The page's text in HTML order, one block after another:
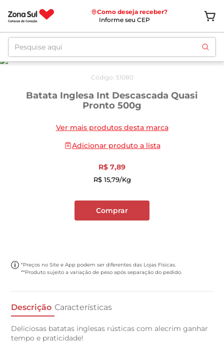
Como deseja receber?
Informe seu CEP
Pesquise aqui
Código: 51080
Batata Inglesa Int Descascada Quasi
Pronto 500g
Ver mais produtos desta marca
Adicionar produto a lista
R$ 7,89
R$ 15,79/kg
Comprar
*Preços no Site e App podem ser diferentes das Lojas Físicas.
**Produto sujeito a variação de peso após separação do pedido.
Descrição Características
Deliciosas batatas inglesas rústicas com alecrim ganhar
tempo e praticidade!